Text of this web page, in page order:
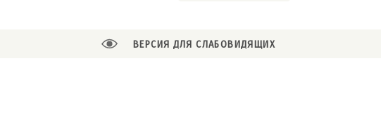
ВЕРСИЯ ДЛЯ СЛАБОВИДЯЩИХ